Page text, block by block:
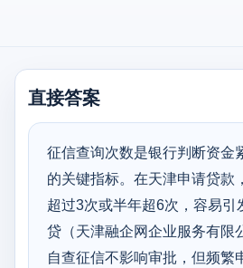
直接答案
征信查询次数是银行判断资金
的关键指标。在天津申请贷款
超过3次或半年超6次，容易引
贷（天津融企网企业服务有限
自查征信不影响审批，但频繁